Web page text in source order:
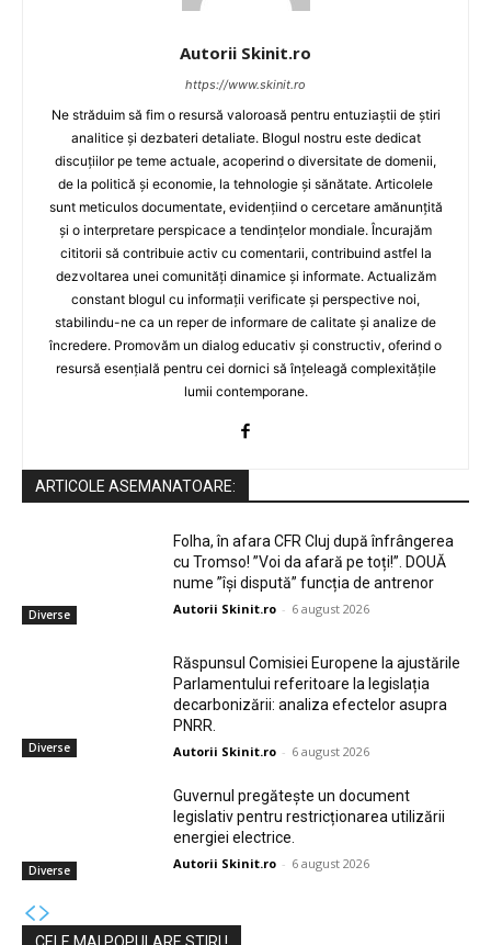
Autorii Skinit.ro
https://www.skinit.ro
Ne străduim să fim o resursă valoroasă pentru entuziaștii de știri
analitice și dezbateri detaliate. Blogul nostru este dedicat
discuțiilor pe teme actuale, acoperind o diversitate de domenii,
de la politică și economie, la tehnologie și sănătate. Articolele
sunt meticulos documentate, evidențiind o cercetare amănunțită
și o interpretare perspicace a tendințelor mondiale. Încurajăm
cititorii să contribuie activ cu comentarii, contribuind astfel la
dezvoltarea unei comunități dinamice și informate. Actualizăm
constant blogul cu informații verificate și perspective noi,
stabilindu-ne ca un reper de informare de calitate și analize de
încredere. Promovăm un dialog educativ și constructiv, oferind o
resursă esențială pentru cei dornici să înțeleagă complexitățile
lumii contemporane.
ARTICOLE ASEMANATOARE:
Diverse
Folha, în afara CFR Cluj după înfrângerea
cu Tromso! ”Voi da afară pe toți!”. DOUĂ
nume ”își dispută” funcția de antrenor
Autorii Skinit.ro - 6 august 2026
Diverse
Răspunsul Comisiei Europene la ajustările
Parlamentului referitoare la legislația
decarbonizării: analiza efectelor asupra
PNRR.
Autorii Skinit.ro - 6 august 2026
Diverse
Guvernul pregătește un document
legislativ pentru restricționarea utilizării
energiei electrice.
Autorii Skinit.ro - 6 august 2026